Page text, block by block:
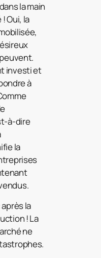
la main
Oui, la
investi et
à
à-dire
la
après la
! La
ne